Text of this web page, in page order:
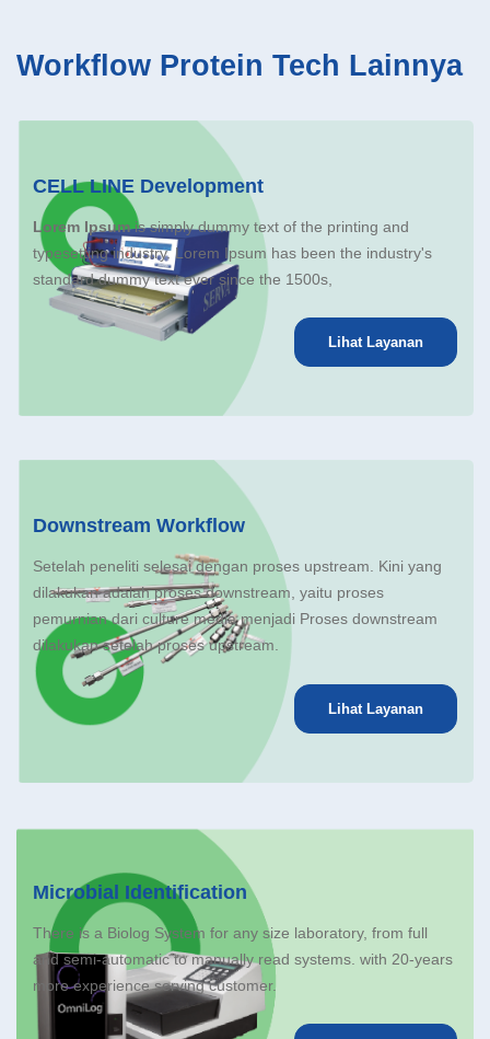
Workflow Protein Tech Lainnya
CELL LINE Development
Lorem Ipsumis simply dummy text of the printing and
typesetting industry. Lorem Ipsum has been the industry's
standard dummy text ever since the 1500s,
Lihat Layanan
Downstream Workflow
Setelah peneliti selesai dengan proses upstream. Kini yang
dilakukan adalah proses downstream, yaitu proses
pemurnian dari culture media menjadi Proses downstream
dilakukan setelah proses upstream.
Lihat Layanan
Microbial Identification
There is a Biolog System for any size laboratory, from full
and semi-automatic to manually read systems. with 20-years
more experience serving customer.